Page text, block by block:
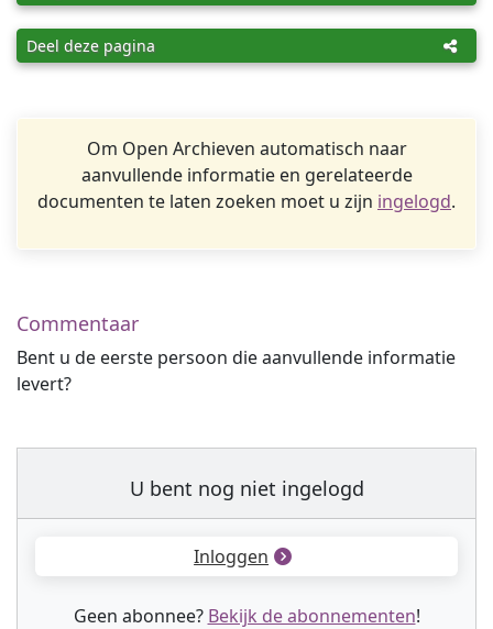
Deel deze pagina
Om Open Archieven automatisch naar
aanvullende informatie en gerelateerde
documenten te laten zoeken moet u zijn ingelogd.
Commentaar
Bent u de eerste persoon die aanvullende informatie
levert?
U bent nog niet ingelogd
Inloggen
Geen abonnee? Bekijk de abonnementen!